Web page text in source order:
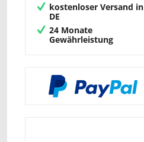
kostenloser Versand in
DE
24 Monate
Gewährleistung